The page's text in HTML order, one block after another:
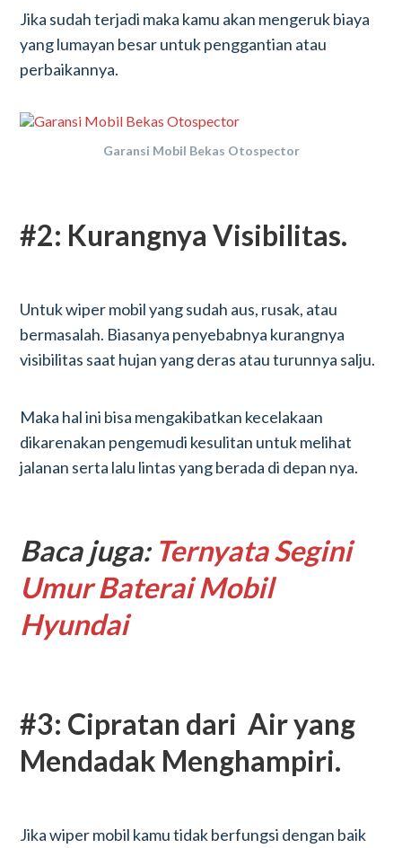
Jika sudah terjadi maka kamu akan mengeruk biaya
yang lumayan besar untuk penggantian atau
perbaikannya.
Garansi Mobil Bekas Otospector
#2: Kurangnya Visibilitas.
Untuk wiper mobil yang sudah aus, rusak, atau
bermasalah. Biasanya penyebabnya kurangnya
visibilitas saat hujan yang deras atau turunnya salju.
Maka hal ini bisa mengakibatkan kecelakaan
dikarenakan pengemudi kesulitan untuk melihat
jalanan serta lalu lintas yang berada di depan nya.
Baca juga: Ternyata Segini
Umur Baterai Mobil
Hyundai
#3: Cipratan dari Air yang
Mendadak Menghampiri.
Jika wiper mobil kamu tidak berfungsi dengan baik